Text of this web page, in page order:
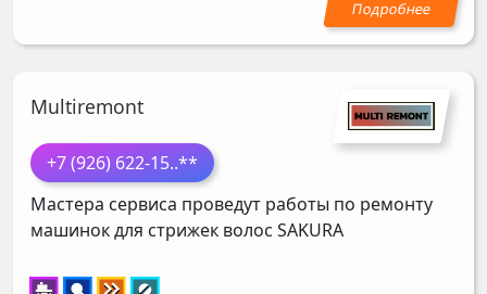
Multiremont
+7 (926) 622-15..**
Мастера сервиса проведут работы по ремонту
машинок для стрижек волос SAKURA